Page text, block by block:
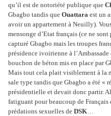
qu’il est de notoriété publique que
Gbagbo tandis que Ouattara est un
avoir un appartement à Neuilly).
mensonge d’Etat français (ce ne
capturé Gbagbo mais les troupes
présidence ivoirienne à
bouchon de béton mis en place par
Mais tout cela plait visiblement à la
sale type tandis que Gbagbo a été «
présidentielle et devait donc partir.
fatiguant pour beaucoup de
prédations sexuelles de DSK…